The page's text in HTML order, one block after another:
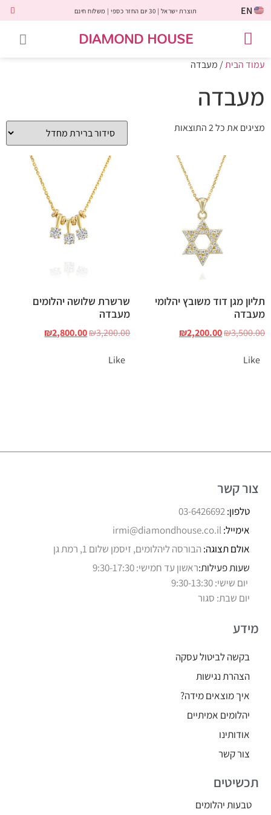
EN תוצרת ישראל | 30 יום החזר כספי | משלוח חינם
DIAMOND HOUSE
עמוד הבית/ מעבדה
מעבדה
מציגים את כל ⁦2⁩ התוצאות
תליון מגן דוד משובץ יהלומי
מעבדה
₪3,500.00
₪2,200.00
Like
שרשרת שלושה יהלומים
מעבדה
₪3,200.00
₪2,800.00
Like
צור קשר
טלפון:03-6426692
אימייל:irmi@diamondhouse.co.il
אולם תצוגה: הבורסה ליהלומים, זיסמן שלום 1, רמת גן
שעות פעילות:ראשון עד חמישי: 9:30-17:30
יום שישי: 9:30-13:30
יום שבת: סגור
מידע
בקשה לביטול עסקה
הצהרת נגישות
איך מוצאים מידה?
יהלומים אמיתיים
אודותינו
צור קשר
תכשיטים
טבעות יהלומים